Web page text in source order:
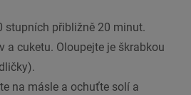
stupních přibližně 20 minut.
a cuketu. Oloupejte je škrabkou
na másle a ochuťte solí a